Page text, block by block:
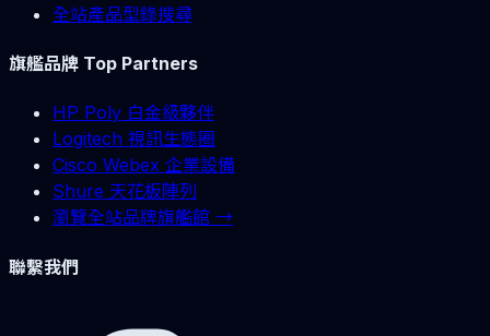
全站產品型錄搜尋
旗艦品牌 Top Partners
HP Poly 白金級夥伴
Logitech 視訊生態圈
Cisco Webex 企業設備
Shure 天花板陣列
瀏覽全站品牌旗艦館 →
聯繫我們